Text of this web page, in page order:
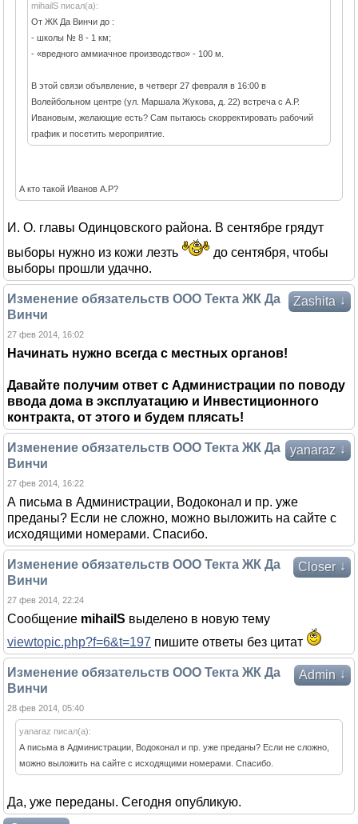
mihailS писал(а):
От ЖК Да Винчи до :
- школы № 8 - 1 км;
- «вредного аммиачное производство» - 100 м.
В этой связи объявление, в четверг 27 февраля в 16:00 в
Волейбольном центре (ул. Маршала Жукова, д. 22) встреча с А.Р.
Ивановым, желающие есть? Сам пытаюсь скорректировать рабочий
график и посетить мероприятие.
А кто такой Иванов А.Р?
И. О. главы Одинцовского района. В сентябре грядут
выборы нужно из кожи лезть
до сентября, чтобы
выборы прошли удачно.
Zashita ↓
Изменение обязательств ООО Текта ЖК Да
Винчи
27 фев 2014, 16:02
Начинать нужно всегда с местных органов!
Давайте получим ответ с Администрации по поводу
ввода дома в эксплуатацию и Инвестиционного
контракта, от этого и будем плясать!
yanaraz ↓
Изменение обязательств ООО Текта ЖК Да
Винчи
27 фев 2014, 16:22
А письма в Администрации, Водоконал и пр. уже
преданы? Если не сложно, можно выложить на сайте с
исходящими номерами. Спасибо.
Closer ↓
Изменение обязательств ООО Текта ЖК Да
Винчи
27 фев 2014, 22:24
Сообщение mihailS выделено в новую тему
viewtopic.php?f=6&t=197 пишите ответы без цитат
Admin ↓
Изменение обязательств ООО Текта ЖК Да
Винчи
28 фев 2014, 05:40
yanaraz писал(а):
А письма в Администрации, Водоконал и пр. уже преданы? Если не сложно,
можно выложить на сайте с исходящими номерами. Спасибо.
Да, уже переданы. Сегодня опубликую.